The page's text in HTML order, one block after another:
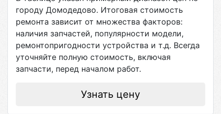
городу Домодедово. Итоговая стоимость
ремонта зависит от множества факторов:
наличия запчастей, популярности модели,
ремонтопригодности устройства и т.д. Всегда
уточняйте полную стоимость, включая
запчасти, перед началом работ.
Узнать цену